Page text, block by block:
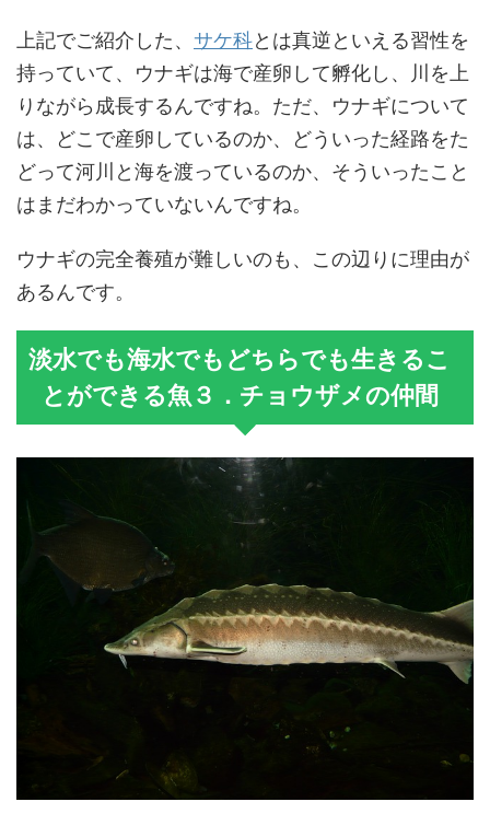
上記でご紹介した、 サケ科とは真逆といえる習性を
持っていて、ウナギは海で産卵して孵化し、川を上
りながら成長するんですね。ただ、ウナギについて
は、どこで産卵しているのか、どういった経路をた
どって河川と海を渡っているのか、そういったこと
はまだわかっていないんですね。
ウナギの完全養殖が難しいのも、この辺りに理由が
あるんです。
淡水でも海水でもどちらでも生きるこ
とができる魚３．チョウザメの仲間